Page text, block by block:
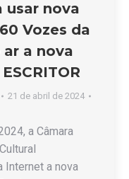
usar nova
Vozes da
ar a nova
21 de abril de 2024
a Câmara
Internet a nova